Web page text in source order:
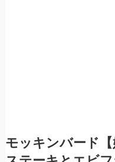
モッキンバード